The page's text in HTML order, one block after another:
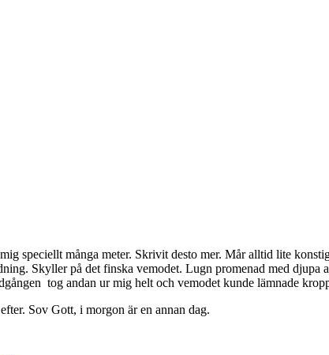
speciellt många meter. Skrivit desto mer. Mår alltid lite
Skyller på det finska vemodet. Lugn promenad med
tog andan ur mig helt och vemodet kunde lämnade
Sov Gott, i morgon är en annan dag.